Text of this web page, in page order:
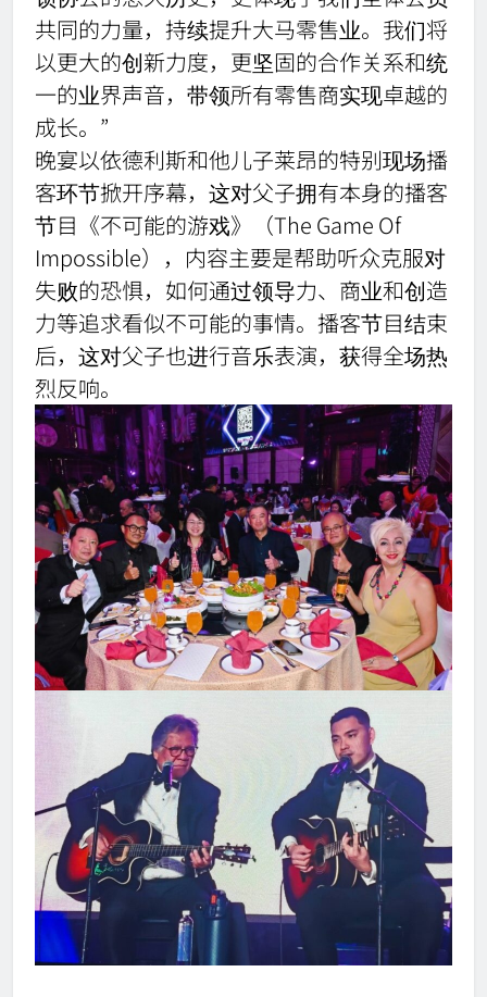
共同的力量，持续提升大马零售业。我们将
以更大的创新力度，更坚固的合作关系和统
一的业界声音，带领所有零售商实现卓越的
成长。”
晚宴以依德利斯和他儿子莱昂的特别现场播
客环节掀开序幕，这对父子拥有本身的播客
节目《不可能的游戏》（The Game Of
Impossible），内容主要是帮助听众克服对
失败的恐惧，如何通过领导力、商业和创造
力等追求看似不可能的事情。播客节目结束
后，这对父子也进行音乐表演，获得全场热
烈反响。